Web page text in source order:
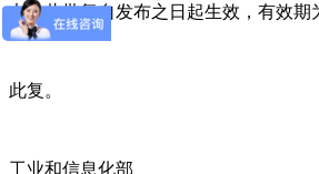
七、此批复自发布之日起生效，有效期
此复。
工业和信息化部